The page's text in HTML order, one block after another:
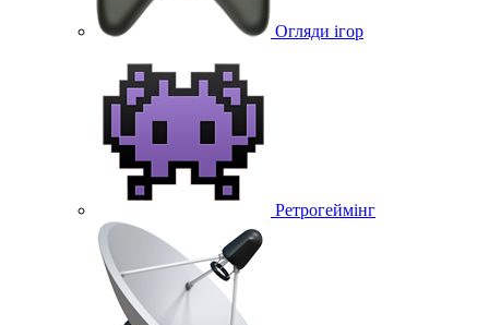
Огляди ігор
Ретрогеймінг